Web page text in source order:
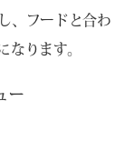
、フードと合わ
なります。
ー